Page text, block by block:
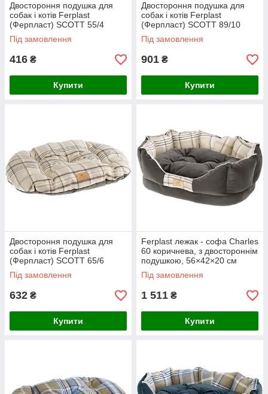
Двостороння подушка для
собак і котів Ferplast
(Ферпласт) SCOTT 55/4
коричнева, 55*36 см
Під замовлення
416 ₴
Купити
Двостороння подушка для
собак і котів Ferplast
(Ферпласт) SCOTT 89/10
Cushion Brown, 85×55 см
Під замовлення
901 ₴
Купити
Двостороння подушка для
собак і котів Ferplast
(Ферпласт) SCOTT 65/6
Cushion Brown, 65 х 42 см
Під замовлення
632 ₴
Купити
Ferplast лежак - софа Charles
60 коричнева, з двостороннім
подушкою, 56×42×20 см
Під замовлення
1 511 ₴
Купити